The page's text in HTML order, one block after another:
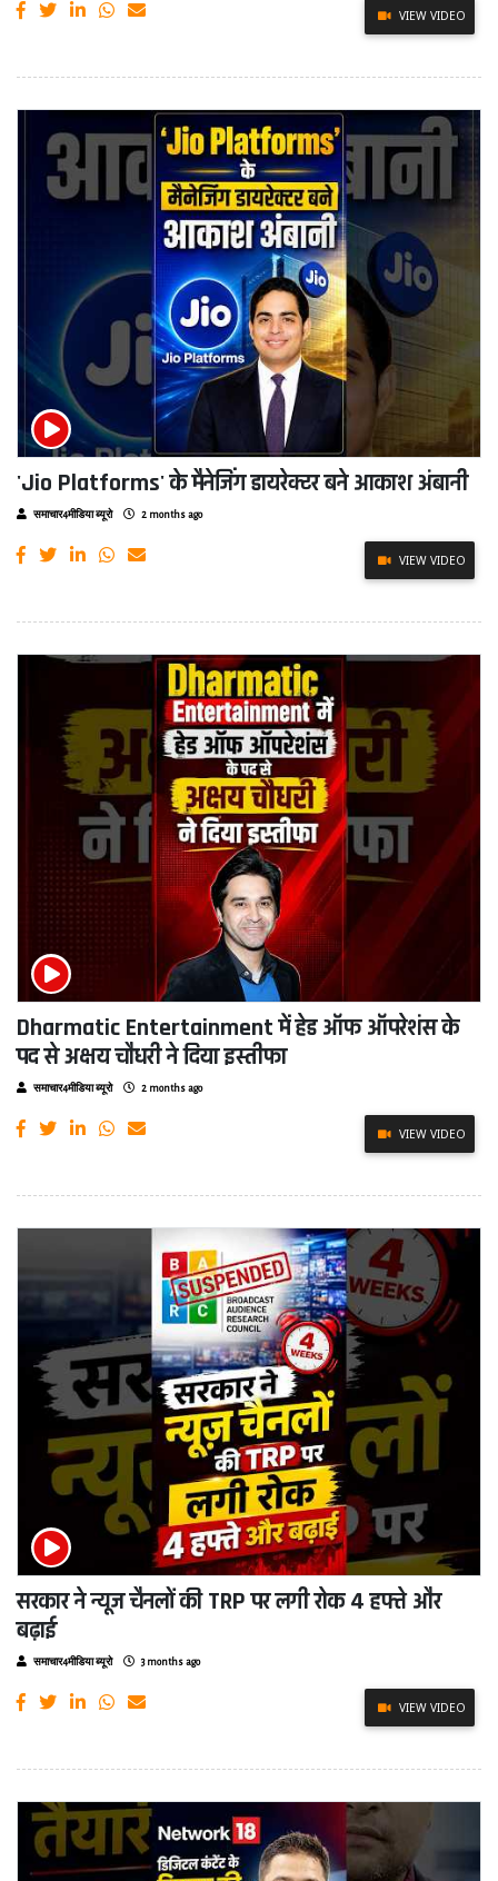
VIEW VIDEO
'Jio Platforms' के मैनेजिंग डायरेक्टर बने आकाश अंबानी
समाचार4मीडिया ब्यूरो 2 months ago
VIEW VIDEO
Dharmatic Entertainment में हेड ऑफ ऑपरेशंस के
पद से अक्षय चौधरी ने दिया इस्तीफा
समाचार4मीडिया ब्यूरो 2 months ago
VIEW VIDEO
सरकार ने न्यूज चैनलों की TRP पर लगी रोक 4 हफ्ते और
बढ़ाई
समाचार4मीडिया ब्यूरो 3 months ago
VIEW VIDEO